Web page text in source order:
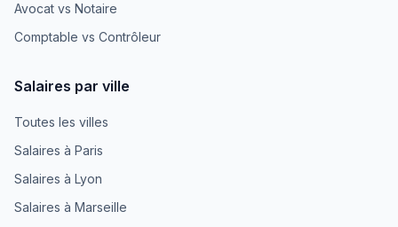
Avocat vs Notaire
Comptable vs Contrôleur
Salaires par ville
Toutes les villes
Salaires à Paris
Salaires à Lyon
Salaires à Marseille